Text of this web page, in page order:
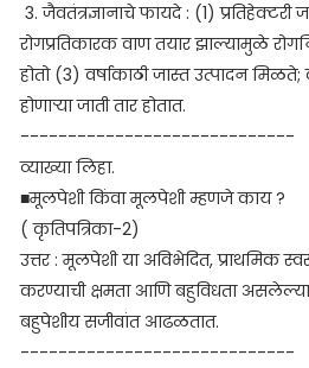
3. जैवतंत्रज्ञानाचे फायदे : (1)
रोगप्रतिकारक वाण तयार झाल्यामुळे
होतो (3) वर्षाकाठी जास्त उत्पादन
होणाऱ्या जाती तार होतात.
-----------------------------
व्याख्या लिहा.
■मूलपेशी किंवा मूलपेशी म्हणजे काय ?
( कृतिपत्रिका-2)
उत्तर : मूलपेशी या अविभेदित, प्राथमिक
करण्याची क्षमता आणि बहुविधता
बहुपेशीय सजीवांत आढळतात.
-----------------------------